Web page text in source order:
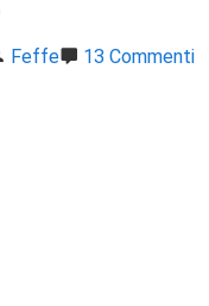
Feffe 13 Commenti